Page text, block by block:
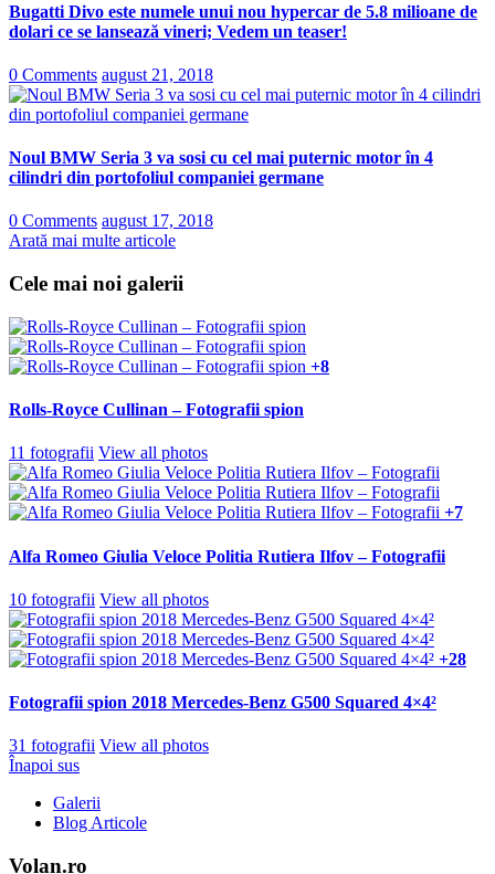
Bugatti Divo este numele unui nou hypercar de 5.8 milioane de
dolari ce se lansează vineri; Vedem un teaser!
0 Comments august 21, 2018
Noul BMW Seria 3 va sosi cu cel mai puternic motor în 4
cilindri din portofoliul companiei germane
0 Comments august 17, 2018
Arată mai multe articole
Cele mai noi galerii
+8
Rolls-Royce Cullinan – Fotografii spion
11 fotografii View all photos
+7
Alfa Romeo Giulia Veloce Politia Rutiera Ilfov – Fotografii
10 fotografii View all photos
+28
Fotografii spion 2018 Mercedes-Benz G500 Squared 4×4²
31 fotografii View all photos
Înapoi sus
Galerii
Blog Articole
Volan.ro